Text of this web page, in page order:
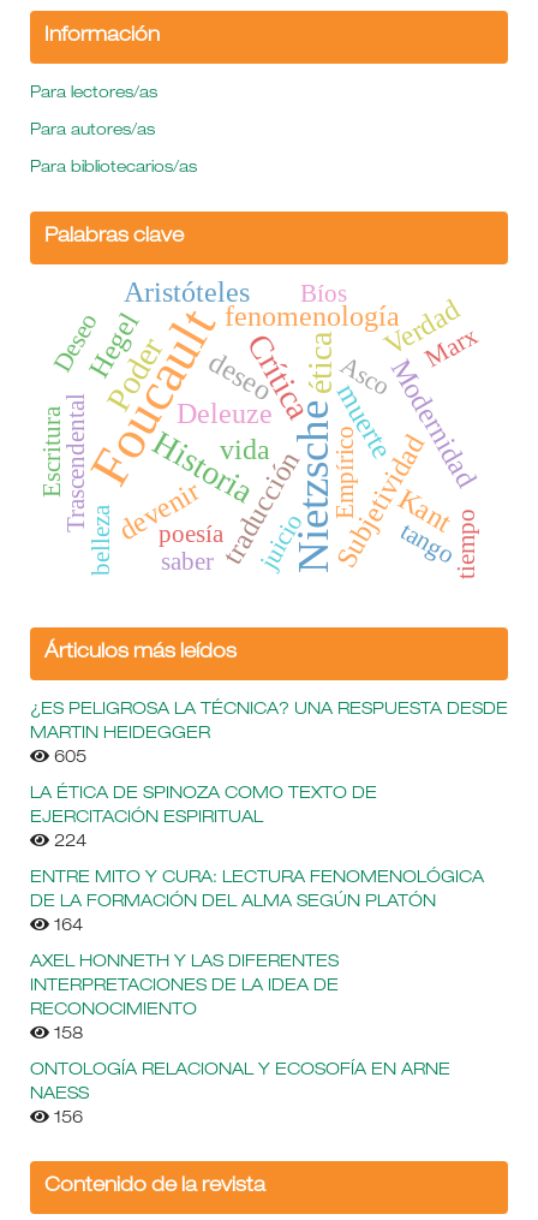
Información
Para lectores/as
Para autores/as
Para bibliotecarios/as
Palabras clave
Foucault Nietzsche
Poder
Historia
ética
Crítica
deseo
devenir
fenomenología
Subjetividad
traducción
vida Modernidad
Deleuze
Aristóteles
Verdad
muerte
Kant
Hegel Marx
poesía tango
Empírico
saber
Trascendental
Bíos
Deseo
Escritura
tiempo
belleza juicio
Asco
Árticulos más leídos
¿ES PELIGROSA LA TÉCNICA? UNA RESPUESTA DESDE
MARTIN HEIDEGGER
605
LA ÉTICA DE SPINOZA COMO TEXTO DE
EJERCITACIÓN ESPIRITUAL
224
ENTRE MITO Y CURA: LECTURA FENOMENOLÓGICA
DE LA FORMACIÓN DEL ALMA SEGÚN PLATÓN
164
AXEL HONNETH Y LAS DIFERENTES
INTERPRETACIONES DE LA IDEA DE
RECONOCIMIENTO
158
ONTOLOGÍA RELACIONAL Y ECOSOFÍA EN ARNE
NAESS
156
Contenido de la revista